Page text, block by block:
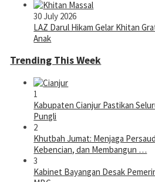
30 July 2026
LAZ Darul Hikam Gelar Khitan
Anak
Trending This Week
1
Kabupaten Cianjur Pastikan
Pungli
2
Khutbah Jumat: Menjaga
Kebencian, dan Membangun …
3
Kabinet Bayangan Desak